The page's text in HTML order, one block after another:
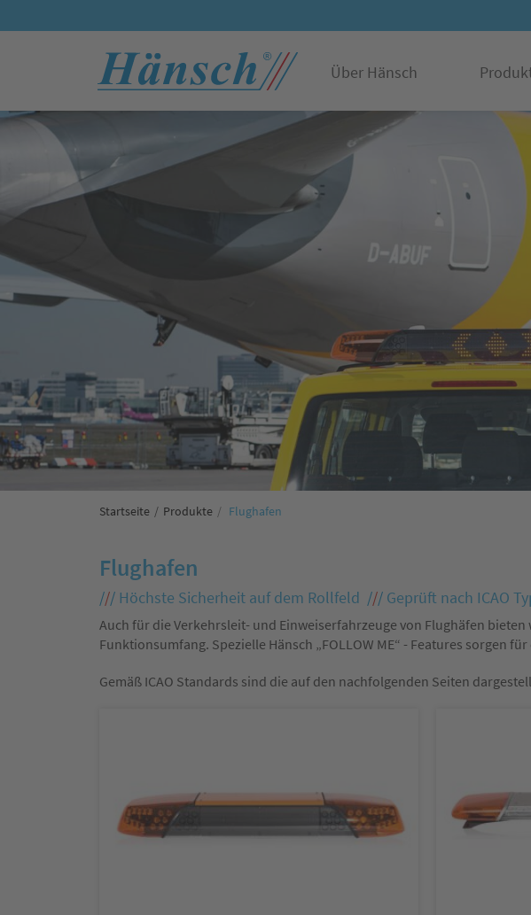
Über Hänsch
Startseite Produkte Flughafen
Flughafen
/// Höchste Sicherheit auf dem Rollfeld /// Geprüft nach ICAO
Auch für die Verkehrsleit- und Einweiserfahrzeuge von Flughäfen
Funktionsumfang. Spezielle Hänsch „FOLLOW ME“ - Features sorgen
Gemäß ICAO Standards sind die auf den nachfolgenden Seiten